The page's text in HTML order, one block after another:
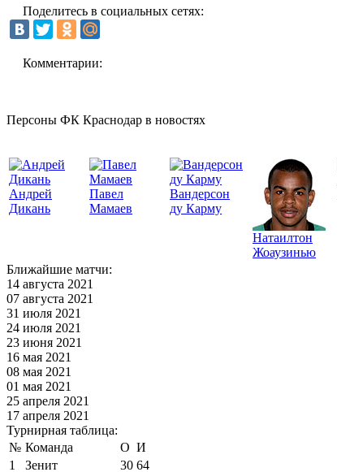
Поделитесь в социальных сетях:
Комментарии:
Персоны ФК Краснодар в новостях
Андрей
Дикань
Павел
Мамаев
Вандерсон
ду Карму
Натаилтон
Жоаузинью
Ближайшие матчи:
14 августа 2021
07 августа 2021
31 июля 2021
24 июля 2021
23 июня 2021
16 мая 2021
08 мая 2021
01 мая 2021
25 апреля 2021
17 апреля 2021
Турнирная таблица:
№ Команда О И
1
Зенит 30 64